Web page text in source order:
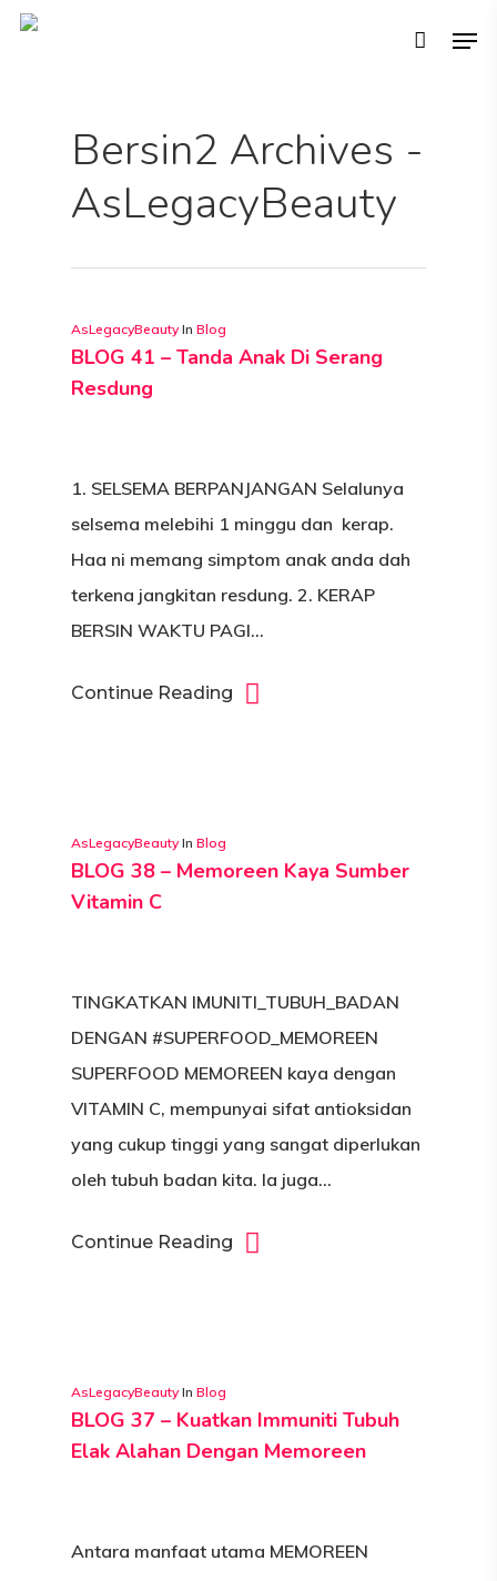
Hit enter to search or ESC to close
Bersin2 Archives -
AsLegacyBeauty
AsLegacyBeauty In Blog
BLOG 41 – Tanda Anak Di Serang
Resdung
1. SELSEMA BERPANJANGAN Selalunya
selsema melebihi 1 minggu dan kerap.
Haa ni memang simptom anak anda dah
terkena jangkitan resdung. 2. KERAP
BERSIN WAKTU PAGI…
Continue Reading
AsLegacyBeauty In Blog
BLOG 38 – Memoreen Kaya Sumber
Vitamin C
TINGKATKAN IMUNITI_TUBUH_BADAN
DENGAN #SUPERFOOD_MEMOREEN
SUPERFOOD MEMOREEN kaya dengan
VITAMIN C, mempunyai sifat antioksidan
yang cukup tinggi yang sangat diperlukan
oleh tubuh badan kita. Ia juga…
Continue Reading
AsLegacyBeauty In Blog
BLOG 37 – Kuatkan Immuniti Tubuh
Elak Alahan Dengan Memoreen
Antara manfaat utama MEMOREEN
UTAMA
TESTIMONI